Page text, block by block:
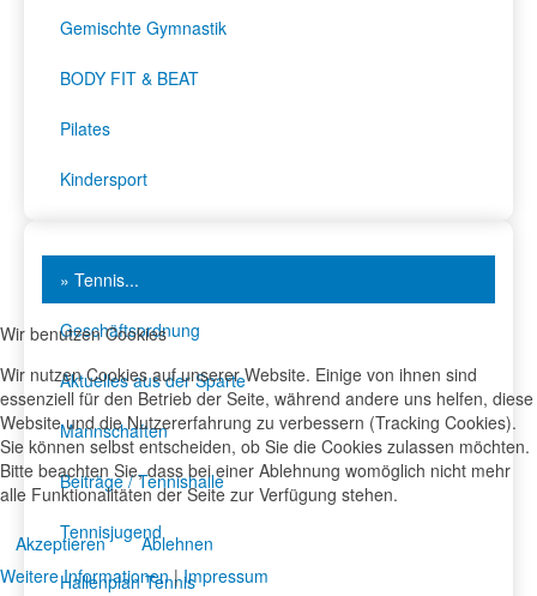
Gemischte Gymnastik
BODY FIT & BEAT
Pilates
Kindersport
» Tennis...
Geschäftsordnung
Aktuelles aus der Sparte
Mannschaften
Beiträge / Tennishalle
Tennisjugend
Hallenplan Tennis
Wir benutzen Cookies
Wir nutzen Cookies auf unserer Website. Einige von ihnen sind
essenziell für den Betrieb der Seite, während andere uns helfen, diese
Website und die Nutzererfahrung zu verbessern (Tracking Cookies).
Sie können selbst entscheiden, ob Sie die Cookies zulassen möchten.
Bitte beachten Sie, dass bei einer Ablehnung womöglich nicht mehr
alle Funktionalitäten der Seite zur Verfügung stehen.
Akzeptieren
Ablehnen
Weitere Informationen|Impressum